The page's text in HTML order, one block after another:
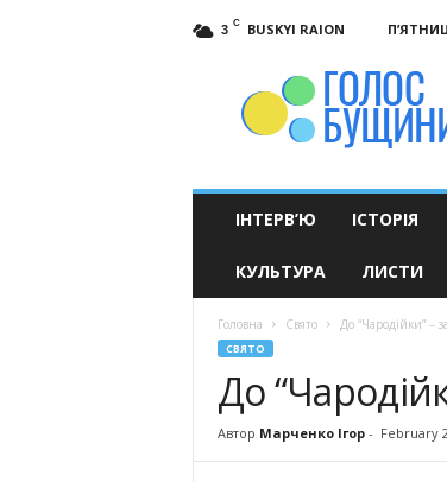
3 C BUSKYI RAION
ІНТЕРВ’Ю ІСТОРІЯ
КУЛЬТУРА ЛИСТИ
Головна Свято До “Чародійки” –
СВЯТО
До
Автор Марченко Ігор- February